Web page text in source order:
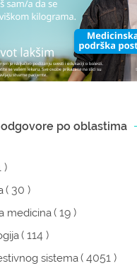
po oblastima
)
( 30 )
medicina( 19 )
( 114 )
sistema( 4051 )